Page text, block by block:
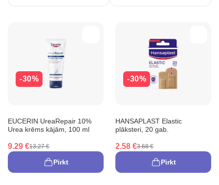
-30%
EUCERIN UreaRepair 10%
Urea krēms kājām, 100 ml
9.29 €13.27 €
Pirkt
-30%
HANSAPLAST Elastic
plāksteri, 20 gab.
2.58 €3.68 €
Pirkt